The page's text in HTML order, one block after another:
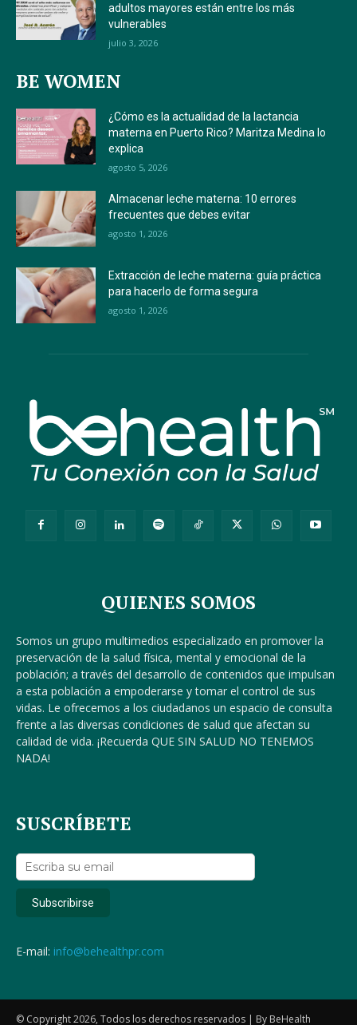
adultos mayores están entre los más
vulnerables
julio 3, 2026
BE WOMEN
¿Cómo es la actualidad de la lactancia
materna en Puerto Rico? Maritza Medina lo
explica
agosto 5, 2026
Almacenar leche materna: 10 errores
frecuentes que debes evitar
agosto 1, 2026
Extracción de leche materna: guía práctica
para hacerlo de forma segura
agosto 1, 2026
QUIENES SOMOS
Somos un grupo multimedios especializado en promover la
preservación de la salud física, mental y emocional de la
población; a través del desarrollo de contenidos que impulsan
a esta población a empoderarse y tomar el control de sus
vidas. Le ofrecemos a los ciudadanos un espacio de consulta
frente a las diversas condiciones de salud que afectan su
calidad de vida. ¡Recuerda QUE SIN SALUD NO TENEMOS
NADA!
SUSCRÍBETE
E-mail: info@behealthpr.com
© Copyright 2026, Todos los derechos reservados | By BeHealth